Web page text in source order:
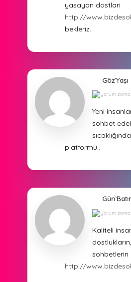
yasayan dostlari
http://
bekleriz.
Göz`Yaşı
Yeni
sohbet
platformu..
Kaliteli
sohbetlerin
http://